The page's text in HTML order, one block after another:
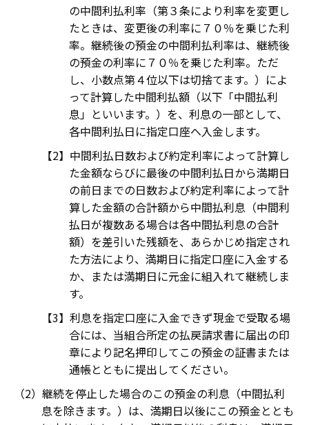
の中間利払利率（第３条により利率を変更し
たときは、変更後の利率に７０％を乗じた利
率。継続後の預金の中間利払利率は、継続後
の預金の利率に７０％を乗じた利率。ただ
し、小数点第４位以下は切捨てます。）によ
って計算した中間利払額（以下「中間払利
息」といいます。）を、利息の一部として、
各中間利払日に指定口座へ入金します。
中間利払日数および約定利率によって計算し
た金額ならびに最後の中間利払日から満期日
の前日までの日数および約定利率によって計
算した金額の合計額から中間払利息（中間利
払日が複数ある場合は各中間払利息の合計
額）を差引いた残額を、あらかじめ指定され
た方法により、満期日に指定口座に入金する
か、または満期日に元金に組入れて継続しま
す。
利息を指定口座に入金できず現金で受取る場
合には、当組合所定の払戻請求書に届出の印
章により記名押印してこの預金の証書または
通帳とともに提出してください。
継続を停止した場合のこの預金の利息（中間払利
息を除きます。）は、満期日以後にこの預金ととも